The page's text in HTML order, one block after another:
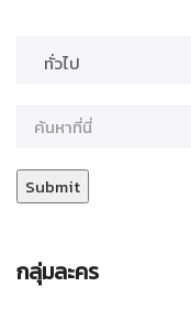
กลุ่มละคร